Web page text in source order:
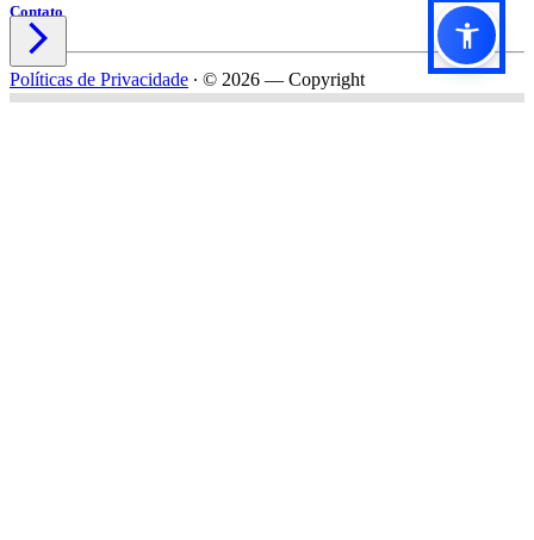
Contato

Políticas de Privacidade ∙ © 2026 — Copyright